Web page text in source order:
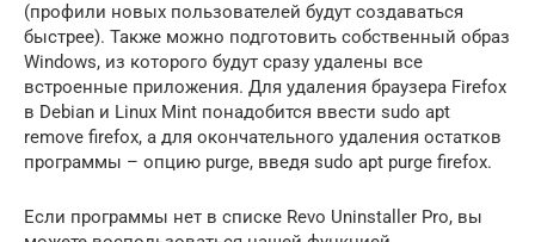
(профили новых пользователей будут создаваться
быстрее). Также можно подготовить собственный образ
Windows, из которого будут сразу удалены все
встроенные приложения. Для удаления браузера Firefox
в Debian и Linux Mint понадобится ввести sudo apt
remove firefox, а для окончательного удаления остатков
программы – опцию purge, введя sudo apt purge firefox.
Если программы нет в списке Revo Uninstaller Pro, вы